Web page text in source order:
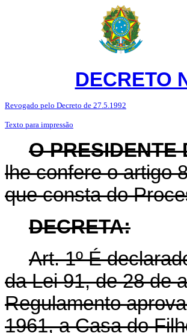
DECRETO
Revogado pelo Decreto de 27.5.1992
Texto para impressão
O PRESIDENTE
lhe confere o artigo
que consta do
DECRETA:
Art. 1º É
da Lei 91, de 28 de
Regulamento
1961, a Casa do